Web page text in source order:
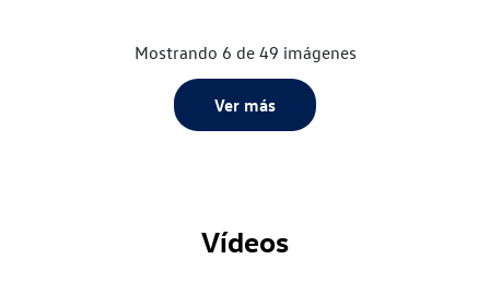
Mostrando 6 de 49 imágenes
Ver más
Vídeos